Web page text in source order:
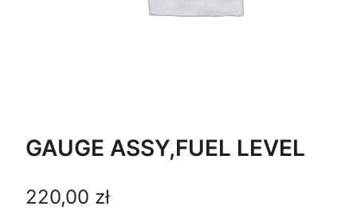
GAUGE ASSY,FUEL LEVEL
220,00 zł